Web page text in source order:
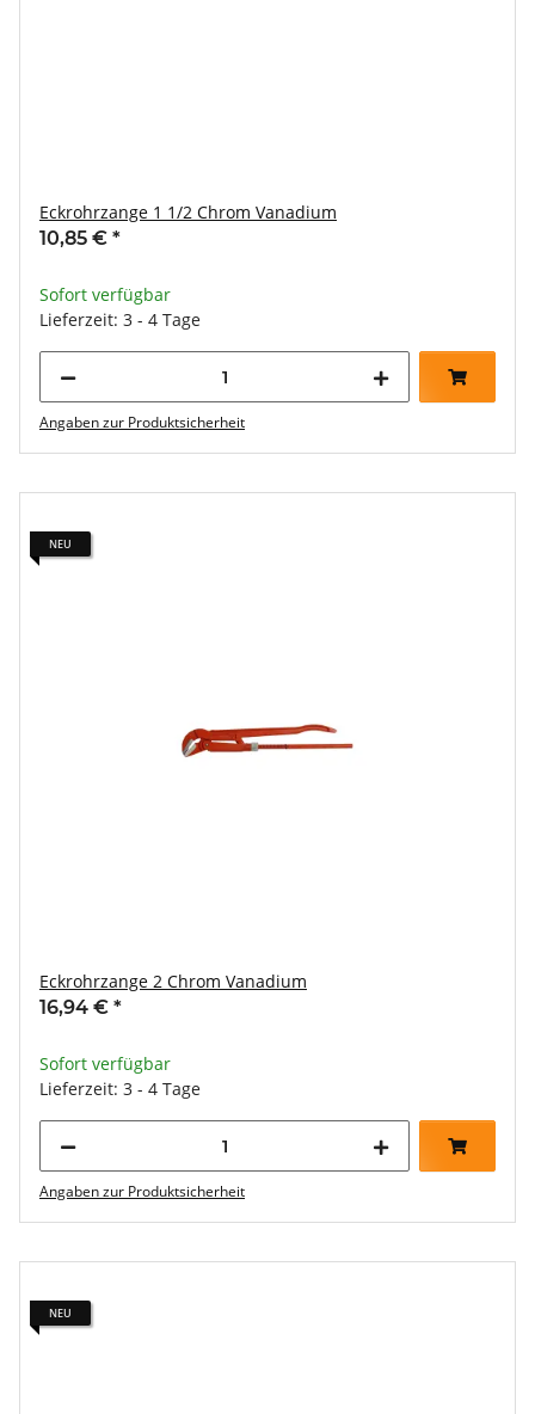
Eckrohrzange 1 1/2 Chrom Vanadium
10,85 € *
Sofort verfügbar
Lieferzeit: 3 - 4 Tage
Angaben zur Produktsicherheit
NEU
Eckrohrzange 2 Chrom Vanadium
16,94 € *
Sofort verfügbar
Lieferzeit: 3 - 4 Tage
Angaben zur Produktsicherheit
NEU